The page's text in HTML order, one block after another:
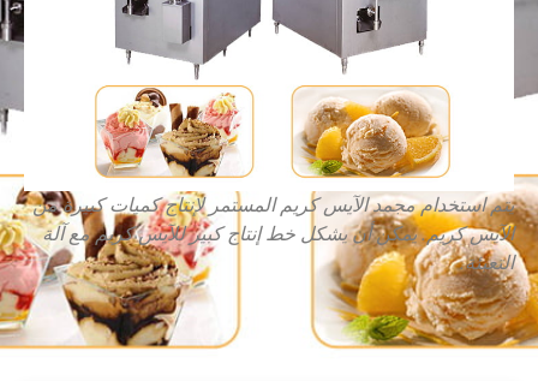
يتم استخدام مجمد الآيس كريم المستمر لإنتاج كميات كبيرة من
الآيس كريم. يمكن أن يشكل خط إنتاج كبير للآيس كريم مع آلة
التعبئة.